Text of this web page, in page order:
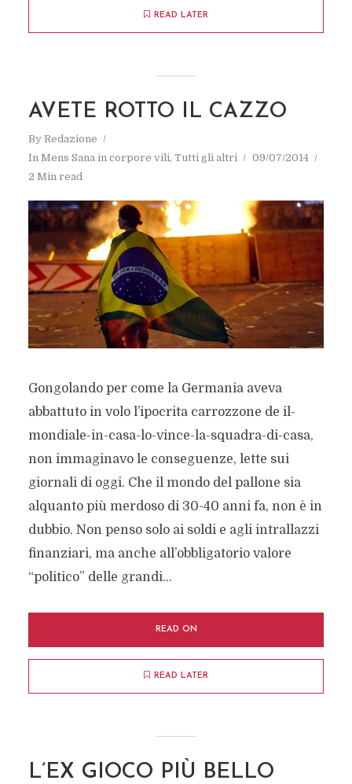
READ LATER
AVETE ROTTO IL CAZZO
By Redazione
In Mens Sana in corpore vili, Tutti gli altri
09/07/2014
2 Min read
Gongolando per come la Germania aveva
abbattuto in volo l’ipocrita carrozzone de il-
mondiale-in-casa-lo-vince-la-squadra-di-casa,
non immaginavo le conseguenze, lette sui
giornali di oggi. Che il mondo del pallone sia
alquanto più merdoso di 30-40 anni fa, non è in
dubbio. Non penso solo ai soldi e agli intrallazzi
finanziari, ma anche all’obbligatorio valore
“politico” delle grandi...
READ ON
READ LATER
L’EX GIOCO PIÙ BELLO